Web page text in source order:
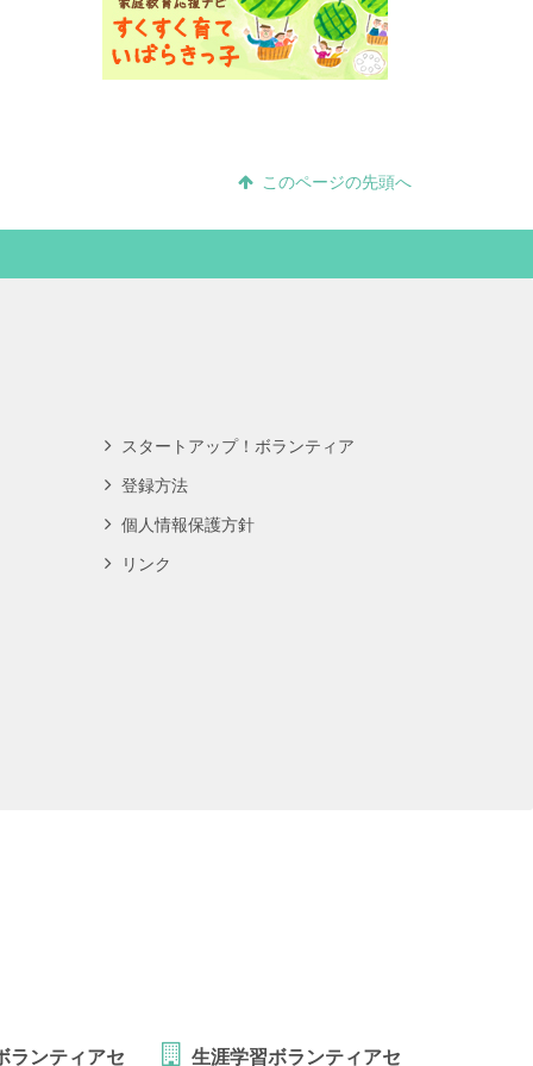
このページの先頭へ
スタートアップ！ボランティア
登録方法
個人情報保護方針
リンク
ランティアセ 生涯学習ボランティアセ